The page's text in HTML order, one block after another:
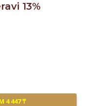
13%
447 ₸